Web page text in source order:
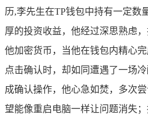
历,李先生在TP钱包中持有一定数
厚的投资收益，他经过深思熟虑
他加密货币，当他在钱包内精心
点击确认时，却如同遭遇了一场
成确认操作，他心急如焚，多次
望能像重启电脑一样让问题消失